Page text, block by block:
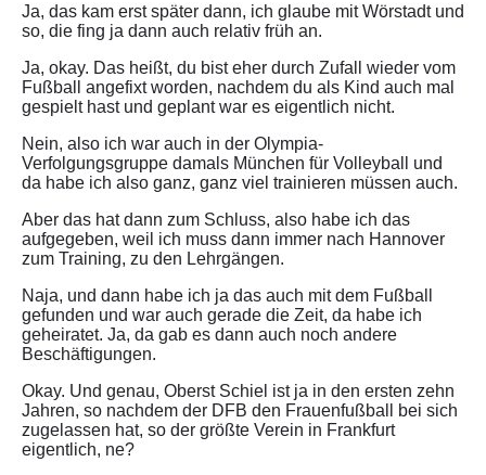
Ja, das kam erst später dann, ich glaube mit Wörstadt und
so, die fing ja dann auch relativ früh an.
Ja, okay. Das heißt, du bist eher durch Zufall wieder vom
Fußball angefixt worden, nachdem du als Kind auch mal
gespielt hast und geplant war es eigentlich nicht.
Nein, also ich war auch in der Olympia-
Verfolgungsgruppe damals München für Volleyball und
da habe ich also ganz, ganz viel trainieren müssen auch.
Aber das hat dann zum Schluss, also habe ich das
aufgegeben, weil ich muss dann immer nach Hannover
zum Training, zu den Lehrgängen.
Naja, und dann habe ich ja das auch mit dem Fußball
gefunden und war auch gerade die Zeit, da habe ich
geheiratet. Ja, da gab es dann auch noch andere
Beschäftigungen.
Okay. Und genau, Oberst Schiel ist ja in den ersten zehn
Jahren, so nachdem der DFB den Frauenfußball bei sich
zugelassen hat, so der größte Verein in Frankfurt
eigentlich, ne?